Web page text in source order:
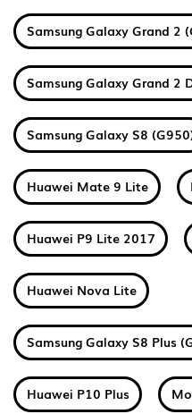
Samsung Galaxy Grand 2
Samsung Galaxy Grand 2
Samsung Galaxy S8
Huawei Mate 9 Lite
Huawei P9 Lite 2017
Huawei Nova Lite
Samsung Galaxy S8 Plus
Huawei P10 Plus